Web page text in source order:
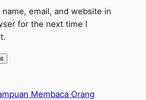
name, email, and website in
for the next time I
Membaca Orang